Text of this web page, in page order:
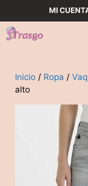
contenido
MI
Inicio / Ropa /
alto